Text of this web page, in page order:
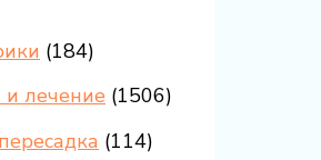
(184)
и лечение (1506)
(114)